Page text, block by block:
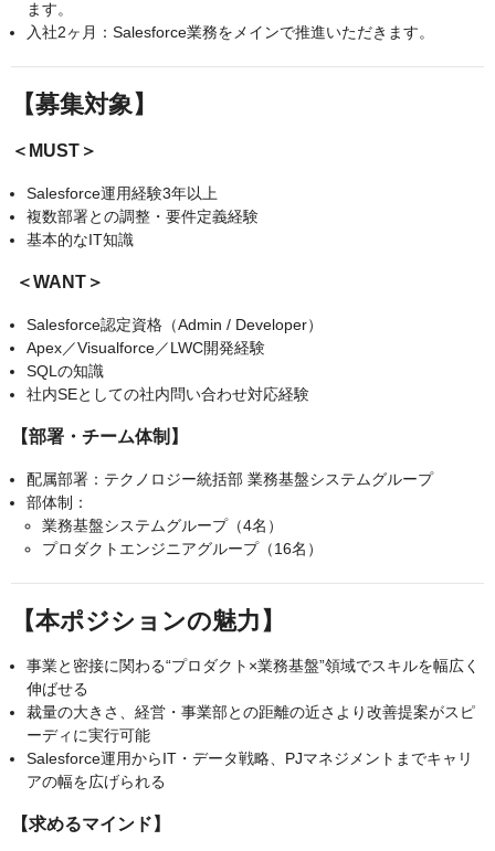
ます。
入社2ヶ月：Salesforce業務をメインで推進いただきます。
【募集対象】
＜MUST＞
Salesforce運用経験3年以上
複数部署との調整・要件定義経験
基本的なIT知識
＜WANT＞
Salesforce認定資格（Admin / Developer）
Apex／Visualforce／LWC開発経験
SQLの知識
社内SEとしての社内問い合わせ対応経験
【部署・チーム体制】
配属部署：テクノロジー統括部 業務基盤システムグループ
部体制：
業務基盤システムグループ（4名）
プロダクトエンジニアグループ（16名）
【本ポジションの魅力】
事業と密接に関わる“プロダクト×業務基盤”領域でスキルを幅広く
伸ばせる
裁量の大きさ、経営・事業部との距離の近さより改善提案がスピ
ーディに実行可能
Salesforce運用からIT・データ戦略、PJマネジメントまでキャリ
アの幅を広げられる
【求めるマインド】